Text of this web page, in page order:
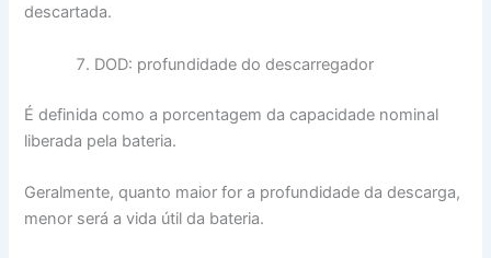
descartada.
DOD: profundidade do descarregador
É definida como a porcentagem da capacidade nominal
liberada pela bateria.
Geralmente, quanto maior for a profundidade da descarga,
menor será a vida útil da bateria.